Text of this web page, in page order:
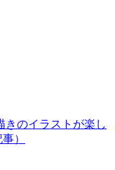
きのイラストが楽し
）